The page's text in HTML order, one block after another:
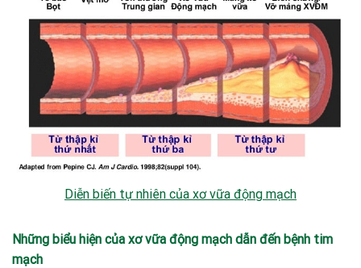
Diễn biến tự nhiên của xơ vữa động mạch
Những biểu hiện của xơ vữa động mạch dẫn đến bệnh tim
mạch